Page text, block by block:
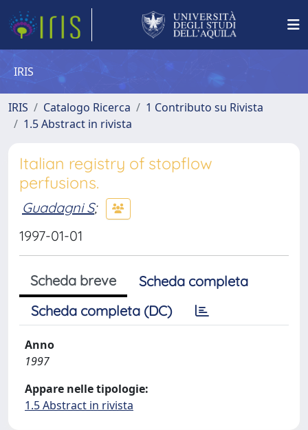
IRIS
IRIS Catalogo Ricerca
1 Contributo su Rivista
1.5 Abstract in rivista
Italian registry of stopflow
perfusions.
Guadagni S;
1997-01-01
Scheda breve
Scheda completa
Scheda completa (DC)
Anno
1997
Appare nelle tipologie:
1.5 Abstract in rivista